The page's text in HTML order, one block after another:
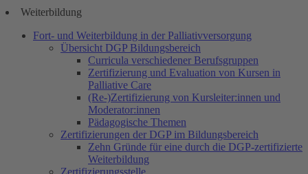
Weiterbildung
Fort- und Weiterbildung in der Palliativversorgung
Übersicht DGP Bildungsbereich
Curricula verschiedener Berufsgruppen
Zertifizierung und Evaluation von Kursen in
Palliative Care
(Re-)Zertifizierung von Kursleiter:innen und
Moderator:innen
Pädagogische Themen
Zertifizierungen der DGP im Bildungsbereich
Zehn Gründe für eine durch die DGP-zertifizierte
Weiterbildung
Zertifizierungsstelle